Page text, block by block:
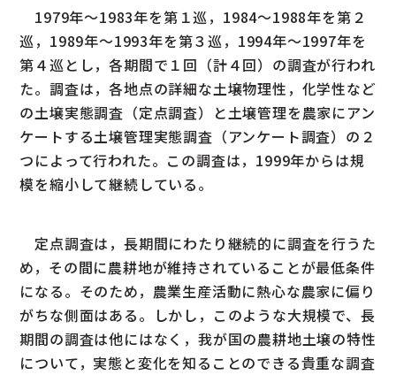
1979年～1983年を第１巡，1984～1988年を第２
巡，1989年～1993年を第３巡，1994年～1997年を
第４巡とし，各期間で１回（計４回）の調査が行われ
た。調査は，各地点の詳細な土壌物理性，化学性など
の土壌実態調査（定点調査）と土壌管理を農家にアン
ケートする土壌管理実態調査（アンケート調査）の２
つによって行われた。この調査は，1999年からは規
模を縮小して継続している。
定点調査は，長期間にわたり継続的に調査を行うた
め，その間に農耕地が維持されていることが最低条件
になる。そのため，農業生産活動に熱心な農家に偏り
がちな側面はある。しかし，このような大規模で、長
期間の調査は他にはなく，我が国の農耕地土壌の特性
について，実態と変化を知ることのできる貴重な調査